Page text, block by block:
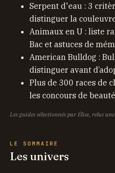
Serpent d'eau : 3
distinguer la
Animaux en U : liste
Bac et astuces de
American Bulldog :
distinguer avant
Plus de 300 races de
les concours de beauté
Les guides sélectionnés par Élise, relus
LE SOMMAIRE
Les univers